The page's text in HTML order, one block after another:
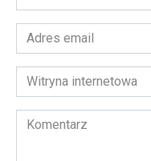
*
Adres
email
*Witryna
internetowa
Komentarz